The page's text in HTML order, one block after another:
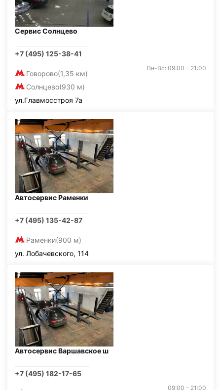
Сервис Солнцево
+7 (495) 125-38-41
Говорово(1,35 км)
Солнцево(930 м)
Пн-Вс: 09:00 - 21:00
ул.Главмосстроя 7а
Автосервис Раменки
+7 (495) 135-42-87
Раменки(900 м)
ул. Лобачевского, 114
Автосервис Варшавское ш
+7 (495) 182-17-65
09:00 - 21:00